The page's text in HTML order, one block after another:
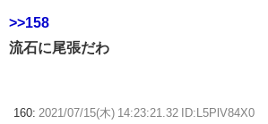
>>158
流石に尾張だわ
160: 2021/07/15(木) 14:23:21.32 ID:L5PlV84X0